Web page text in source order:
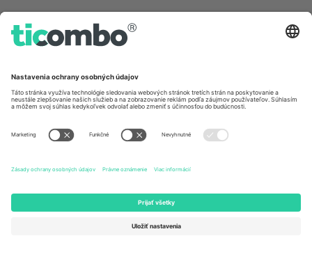
Unter den Linden 24, 10117
Berlin, Germany
167 City Road, London, Greater
United States
Newark, Delaware 19713, United
Switzerland
Engelberg, Switzerland
Bulgaria
Regus Sofia City West, bul
Totleben 53-55, 1606 Sofia,
United Arab Emirates
UAE Dubai Silicon Oasis, DDP
Building A1, Office 302, Dubai,
United Arab Emirates